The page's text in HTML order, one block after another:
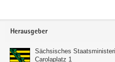
Footer-
Herausgeber
Sächsisches
Carolaplatz 1